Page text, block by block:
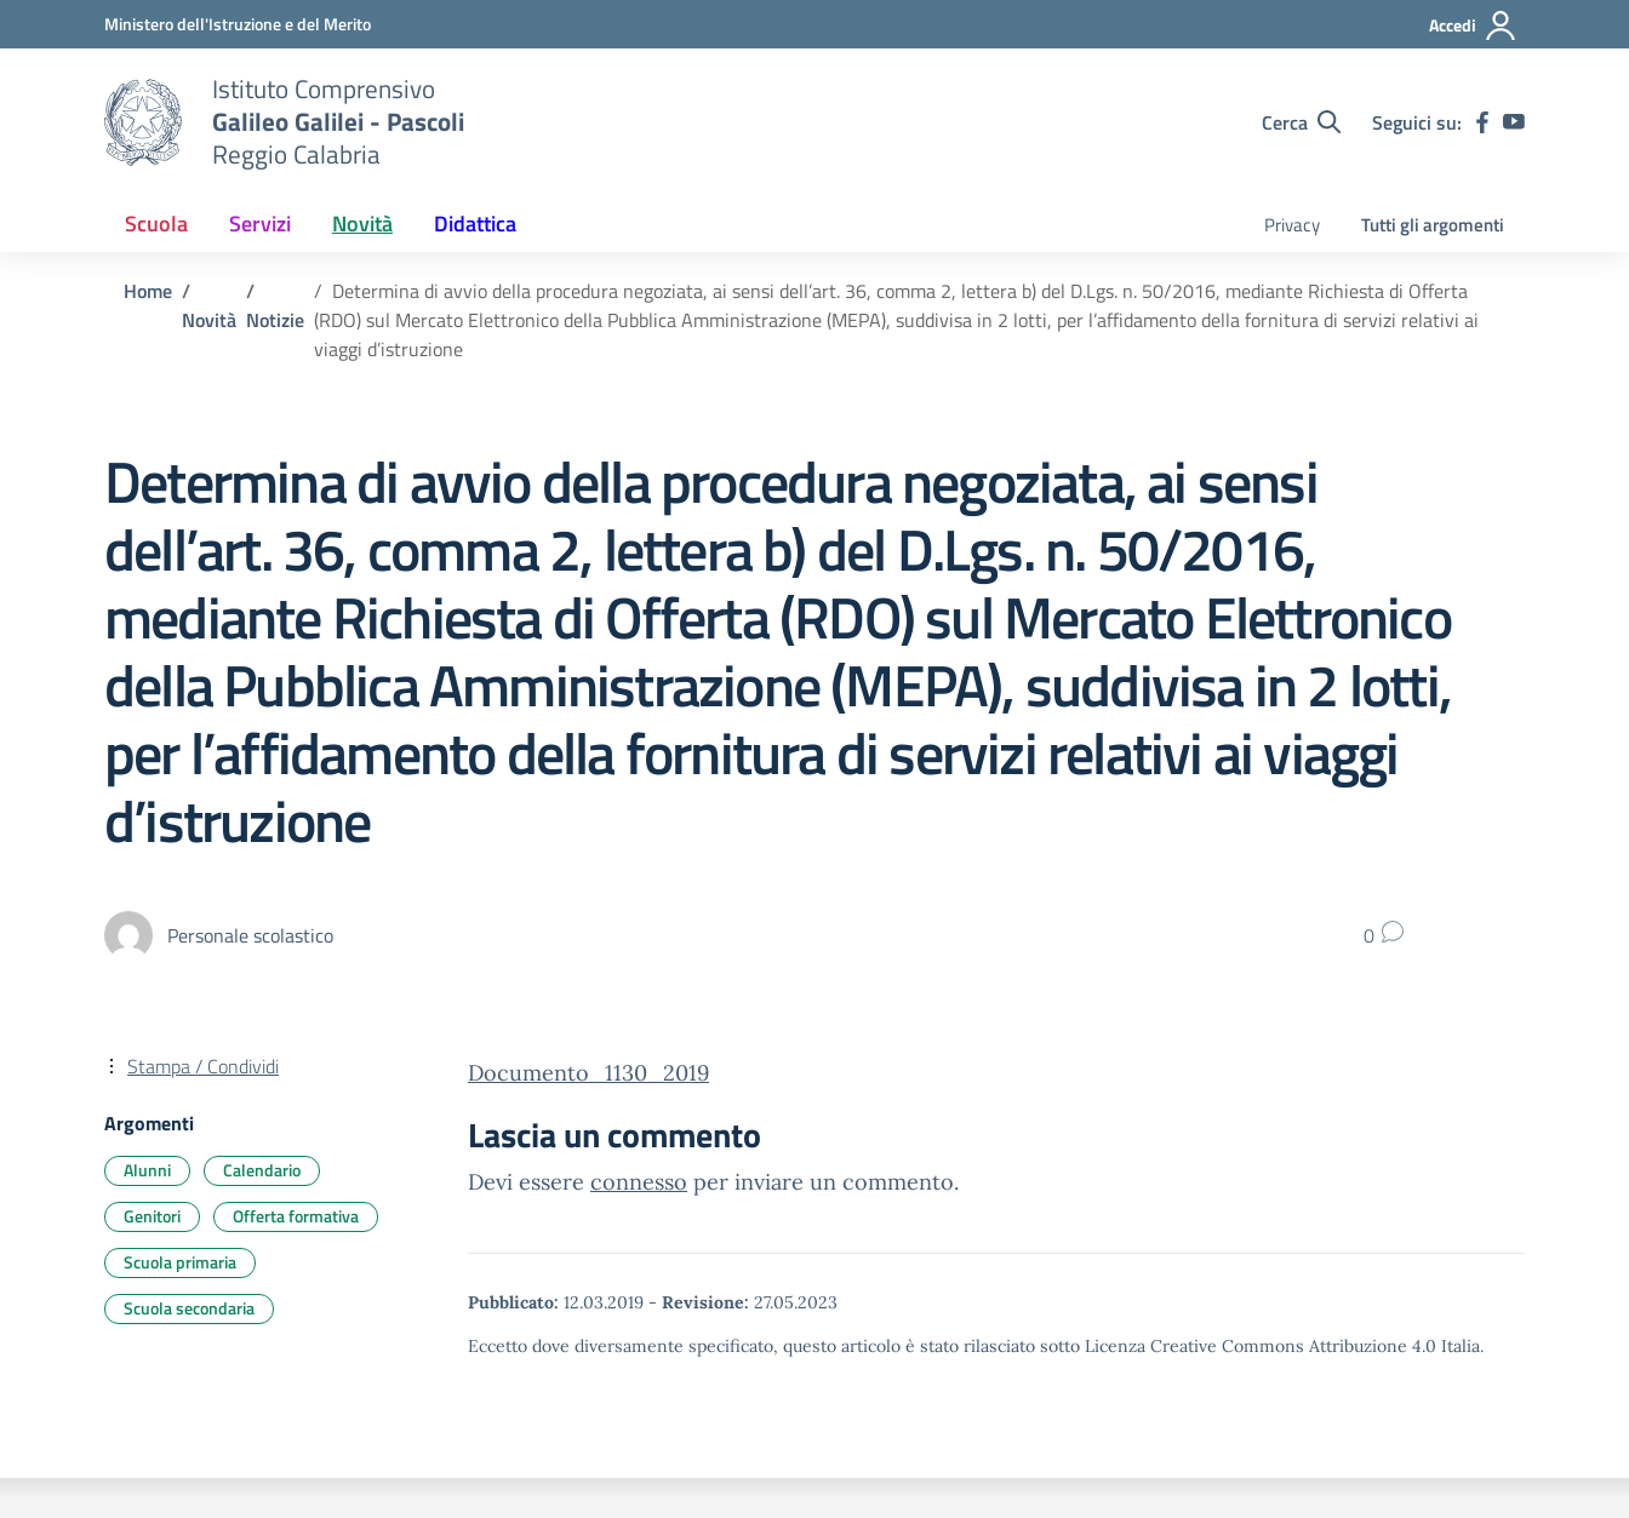
Vai ai contenuti
Vai al menu di navigazioneMinistero dell'Istruzione e del Merito Accedi
Istituto Comprensivo
Galileo Galilei - Pascoli
Reggio Calabria
Cerca Seguici su:
Scuola Servizi Novità Didattica Privacy Tutti gli argomenti
Home
Novità Notizie
Determina di avvio della procedura negoziata, ai sensi dell’art. 36, comma 2, lettera b) del D.Lgs. n. 50/2016, mediante Richiesta di Offerta
(RDO) sul Mercato Elettronico della Pubblica Amministrazione (MEPA), suddivisa in 2 lotti, per l’affidamento della fornitura di servizi relativi ai
viaggi d’istruzione
Determina di avvio della procedura negoziata, ai sensi
dell’art. 36, comma 2, lettera b) del D.Lgs. n. 50/2016,
mediante Richiesta di Offerta (RDO) sul Mercato Elettronico
della Pubblica Amministrazione (MEPA), suddivisa in 2 lotti,
per l’affidamento della fornitura di servizi relativi ai viaggi
d’istruzione
Personale scolastico 0
Documento_1130_2019
Lascia un commento
Devi essere connesso per inviare un commento.
Pubblicato: 12.03.2019 - Revisione: 27.05.2023
Eccetto dove diversamente specificato, questo articolo è stato rilasciato sotto Licenza Creative Commons Attribuzione 4.0 Italia.
Stampa / Condividi
Argomenti
Alunni
Calendario
Genitori
Offerta formativa
Scuola primaria
Scuola secondaria